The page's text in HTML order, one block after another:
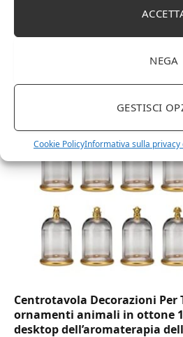
NEGA
GESTISCI
Cookie PolicyInformativa sulla
DOT Horeca Solutions 1000
usa e getta bicchiere
birra cocktail drink
Centrotavola Decorazioni Per
ornamenti animali in ottone
desktop dell’aromaterapia